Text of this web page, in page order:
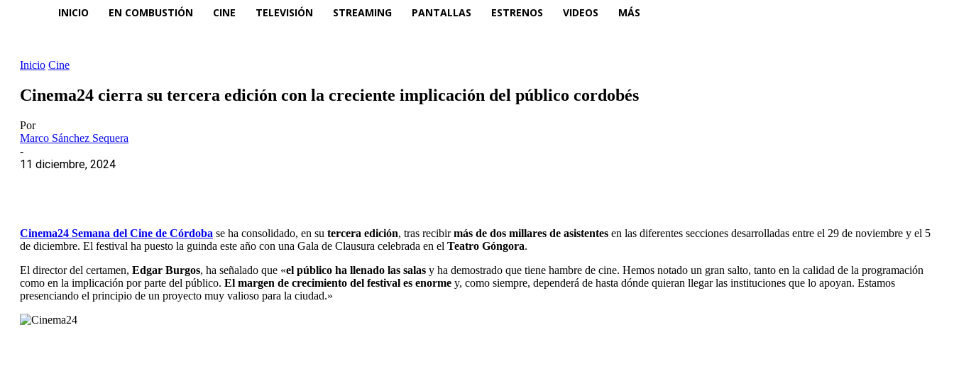
INICIO EN COMBUSTIÓN CINE TELEVISIÓN STREAMING PANTALLAS ESTRENOS VIDEOS MÁS
Inicio Cine
Cinema24 cierra su tercera edición con la creciente implicación del público cordobés
Por
Marco Sánchez Sequera
-
11 diciembre, 2024
Cinema24 Semana del Cine de Córdoba se ha consolidado, en su tercera edición, tras recibirmás de dos millares de asistentes en las diferentes secciones desarrolladas entre el 29 de noviembre y el 5
de diciembre. El festival ha puesto la guinda este año con una Gala de Clausura celebrada en el Teatro Góngora.
El director del certamen, Edgar Burgos, ha señalado que «el público ha llenado las salas y ha demostrado que tiene hambre de cine. Hemos notado un gran salto, tanto en la calidad de la programación
como en la implicación por parte del público. El margen de crecimiento del festival es enorme y, como siempre, dependerá de hasta dónde quieran llegar las instituciones que lo apoyan. Estamos
presenciando el principio de un proyecto muy valioso para la ciudad.»